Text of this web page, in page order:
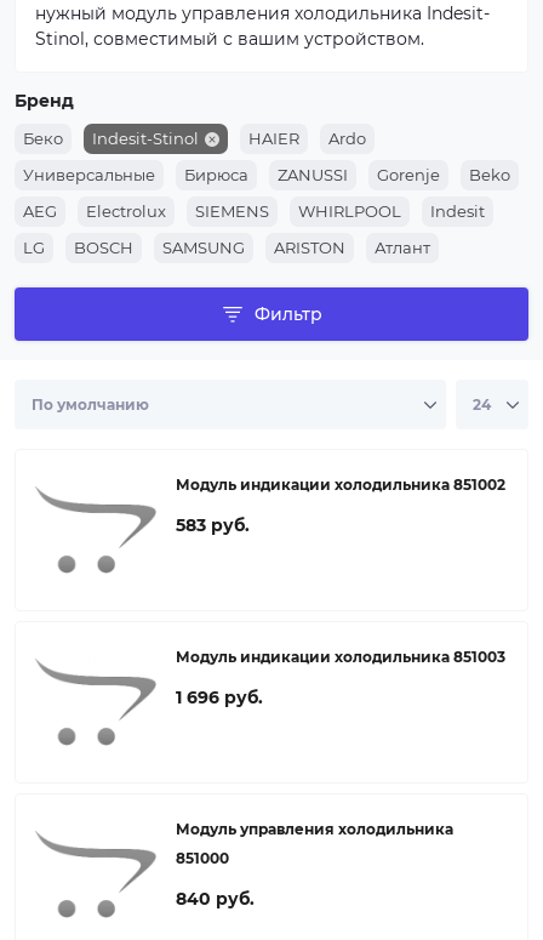
нужный модуль управления холодильника Indesit-
Stinol, совместимый с вашим устройством.
Бренд
Беко Indesit-Stinol HAIER
Ardo
Универсальные
Бирюса ZANUSSI Gorenje
Beko
AEG
Electrolux SIEMENS WHIRLPOOL
Indesit
LG
BOSCH SAMSUNG ARISTON Атлант
Фильтр
Модуль индикации холодильника 851002
583 руб.
Модуль индикации холодильника 851003
1 696 руб.
Модуль управления холодильника
851000
840 руб.